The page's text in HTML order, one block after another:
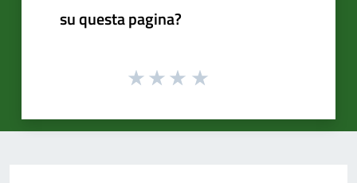
su questa pagina?